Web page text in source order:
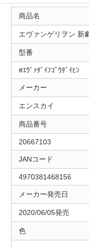
商品名
エヴァンゲリヲン 新
型番
#ｴｳﾞｧﾀﾞｲﾌｺﾞｳﾀﾞｲﾋﾝ
メーカー
エンスカイ
商品番号
20667103
JANコード
4970381468156
メーカー発売日
2020/06/05発売
色